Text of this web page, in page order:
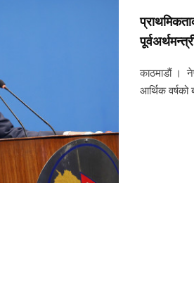
काठमाडौं ।
आर्थिक वर्षको